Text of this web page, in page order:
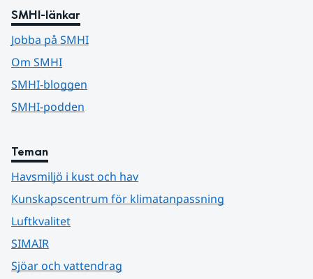
SMHI-länkar
Jobba på SMHI
Om SMHI
SMHI-bloggen
SMHI-podden
Teman
Havsmiljö i kust och hav
Kunskapscentrum för klimatanpassning
Luftkvalitet
SIMAIR
Sjöar och vattendrag